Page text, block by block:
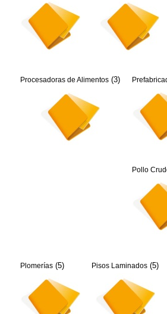
Procesadoras de Alimentos (3)
Pollo
Plomerías (5) Pisos Laminados (5)